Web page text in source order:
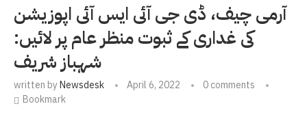
آرمی چیف، ڈی جی آئی ایس آئی اپوزیشن
کی غداری کے ثبوت منظر عام پر لائیں:
شہباز شریف
written byNewsdesk April 6, 2022
0 comments
Bookmark